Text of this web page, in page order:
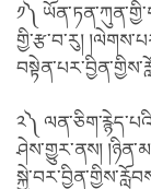
༡༽
གྱི་རྩ་བ་རུ།
༢༽
ཤེས་གྱུར་ནས།